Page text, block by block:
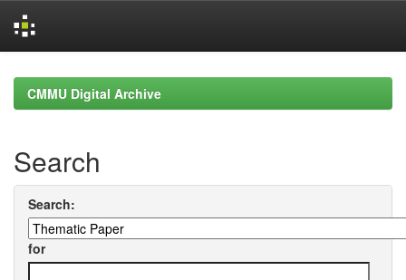
navigationCMMU Digital Archive
Search
Search:
for